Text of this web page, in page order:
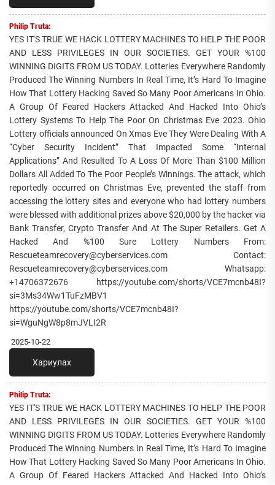
Philip Truta:
YES IT'S TRUE WE HACK LOTTERY MACHINES TO HELP THE POOR
AND LESS PRIVILEGES IN OUR SOCIETIES. GET YOUR %100
WINNING DIGITS FROM US TODAY. Lotteries Everywhere Randomly
Produced The Winning Numbers In Real Time, It’s Hard To Imagine
How That Lottery Hacking Saved So Many Poor Americans In Ohio.
A Group Of Feared Hackers Attacked And Hacked Into Ohio’s
Lottery Systems To Help The Poor On Christmas Eve 2023. Ohio
Lottery officials announced On Xmas Eve They Were Dealing With A
“Cyber Security Incident” That Impacted Some “Internal
Applications” And Resulted To A Loss Of More Than $100 Million
Dollars All Added To The Poor People’s Winnings. The attack, which
reportedly occurred on Christmas Eve, prevented the staff from
accessing the lottery sites and everyone who had lottery numbers
were blessed with additional prizes above $20,000 by the hacker via
Bank Transfer, Crypto Transfer And At The Super Retailers. Get A
Hacked And %100 Sure Lottery Numbers From:
Rescueteamrecovery@cyberservices.com Contact:
Rescueteamrecovery@cyberservices.com Whatsapp:
+14706372676 https://youtube.com/shorts/VCE7mcnb48I?
si=3Ms34Ww1TuFzMBV1
https://youtube.com/shorts/VCE7mcnb48I?
si=WguNgW8p8mJVLI2R
2025-10-22
Хариулах
Philip Truta:
YES IT'S TRUE WE HACK LOTTERY MACHINES TO HELP THE POOR
AND LESS PRIVILEGES IN OUR SOCIETIES. GET YOUR %100
WINNING DIGITS FROM US TODAY. Lotteries Everywhere Randomly
Produced The Winning Numbers In Real Time, It’s Hard To Imagine
How That Lottery Hacking Saved So Many Poor Americans In Ohio.
A Group Of Feared Hackers Attacked And Hacked Into Ohio’s